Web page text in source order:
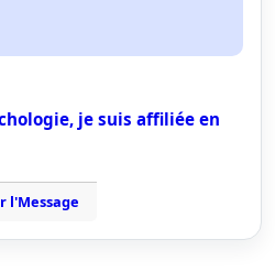
je suis affiliée en
l'Message